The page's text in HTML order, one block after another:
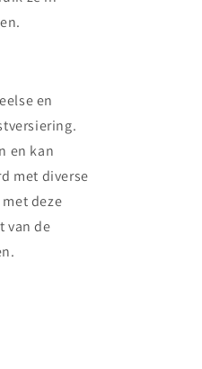
en
en kan
met diverse
deze
van de